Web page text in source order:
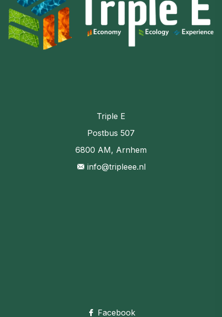
Triple E
Postbus 507
6800 AM, Arnhem
info@tripleee.nl
Facebook